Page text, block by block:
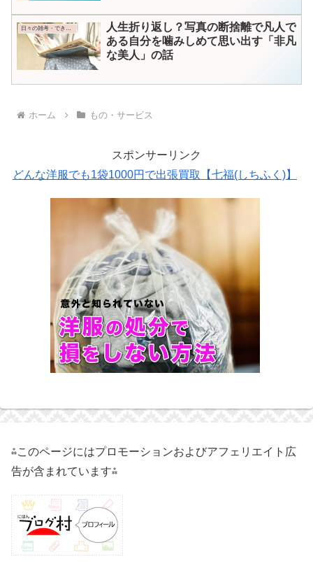
日々の雑考・できごと
人生折り返し？写真の断捨離で凡人で
ある自分を噛みしめて思い出す「非凡
な美人」の話
ホーム もの・サービス
スポンサーリンク
どんな洋服でも1袋1000円で出張買取【七福(しちふく)】
⁂このページにはプロモーションおよびアフェリエイト広
告が含まれています⁂